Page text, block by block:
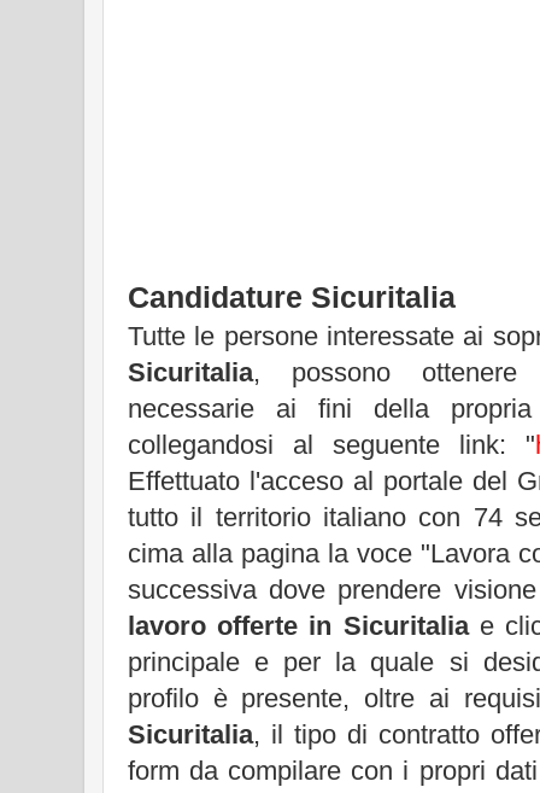
Candidature Sicuritalia
Tutte le persone interessate ai
Sicuritalia, possono ottenere
necessarie ai fini della propria
collegandosi al seguente link: "
Effettuato l'acceso al portale del
tutto il territorio italiano con 74
cima alla pagina la voce "Lavora
successiva dove prendere
lavoro offerte in Sicuritaliae
principale e per la quale si
profilo è presente, oltre ai
Sicuritalia, il tipo di contratto
form da compilare con i propri